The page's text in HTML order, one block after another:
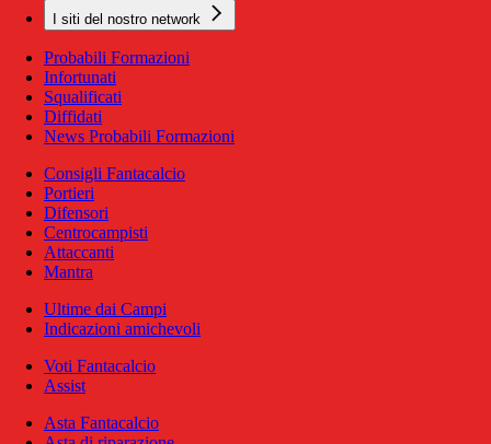
I siti del nostro network
Probabili Formazioni
Infortunati
Squalificati
Diffidati
News Probabili Formazioni
Consigli Fantacalcio
Portieri
Difensori
Centrocampisti
Attaccanti
Mantra
Ultime dai Campi
Indicazioni amichevoli
Voti Fantacalcio
Assist
Asta Fantacalcio